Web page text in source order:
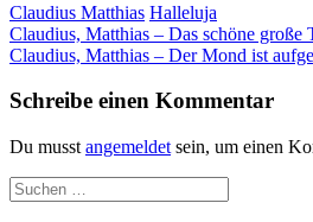
Claudius Matthias Halleluja
Beitragsnavigation
Claudius, Matthias – Das schöne große
Claudius, Matthias – Der Mond ist
Schreibe einen Kommentar
Du musst angemeldet sein, um einen